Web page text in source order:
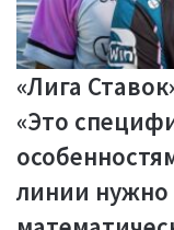
«Лига
«Это
линии нужно